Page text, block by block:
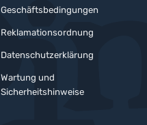
Geschäftsbedingungen
Reklamationsordnung
Datenschutzerklärung
Wartung und
Sicherheitshinweise